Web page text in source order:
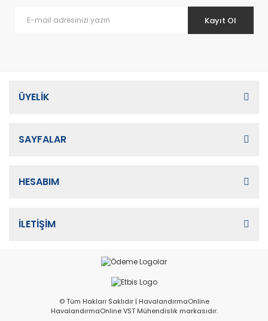
Kayıt Ol
ÜYELİK
SAYFALAR
HESABIM
İLETİŞİM
© Tüm Hakları Saklıdır | HavalandırmaOnline
HavalandırmaOnline VST Mühendislik markasıdır.